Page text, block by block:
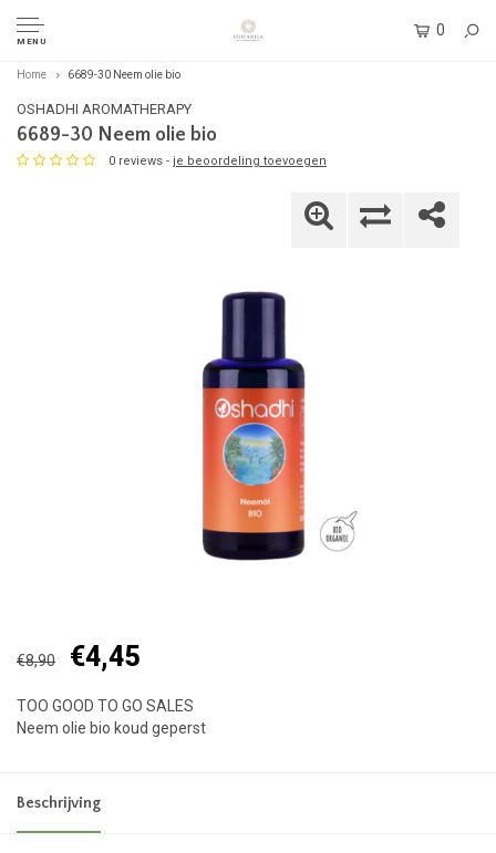
MENU
0
Home 6689-30 Neem olie bio
OSHADHI AROMATHERAPY
6689-30 Neem olie bio
0 reviews - je beoordeling toevoegen
€8,90 €4,45
TOO GOOD TO GO SALES
Neem olie bio koud geperst
Beschrijving